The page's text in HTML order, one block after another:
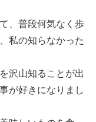
、普段何気なく歩
私の知らなかった
沢山知ることが出
が好きになりまし